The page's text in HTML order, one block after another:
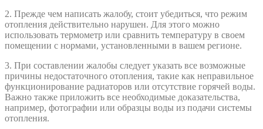
2. Прежде чем написать жалобу, стоит убедиться, что режим
отопления действительно нарушен. Для этого можно
использовать термометр или сравнить температуру в своем
помещении с нормами, установленными в вашем регионе.
3. При составлении жалобы следует указать все возможные
причины недостаточного отопления, такие как неправильное
функционирование радиаторов или отсутствие горячей воды.
Важно также приложить все необходимые доказательства,
например, фотографии или образцы воды из подачи системы
отопления.